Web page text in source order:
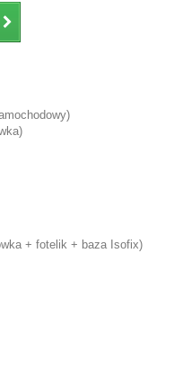
+ fotelik + baza Isofix)